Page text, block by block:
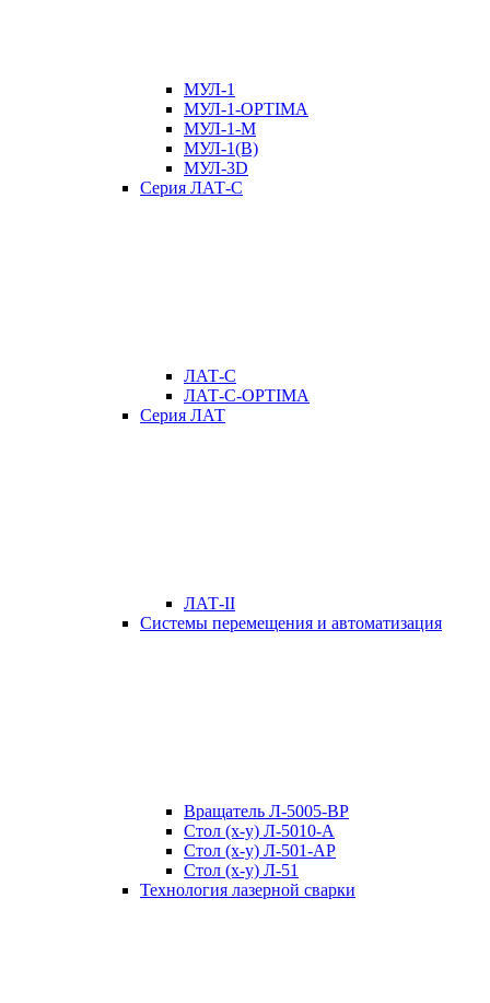
МУЛ-1
МУЛ-1-OPTIMA
МУЛ-1-М
МУЛ-1(В)
МУЛ-3D
Серия ЛАТ-С
ЛАТ-С
ЛАТ-С-OPTIMA
Серия ЛАТ
ЛАТ-II
Системы перемещения и автоматизация
Вращатель Л-5005-ВР
Стол (x-y) Л-5010-А
Стол (x-y) Л-501-АР
Стол (x-y) Л-51
Технология лазерной сварки